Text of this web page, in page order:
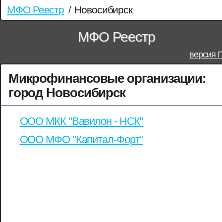
МФО Реестр / Новосибирск
МФО Реестр
версия
Микрофинансовые организации:
город Новосибирск
ООО МКК "Вавилон - НСК"
ООО МФО "Капитал-Форт"